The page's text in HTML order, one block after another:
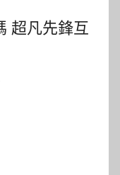
超凡先鋒互